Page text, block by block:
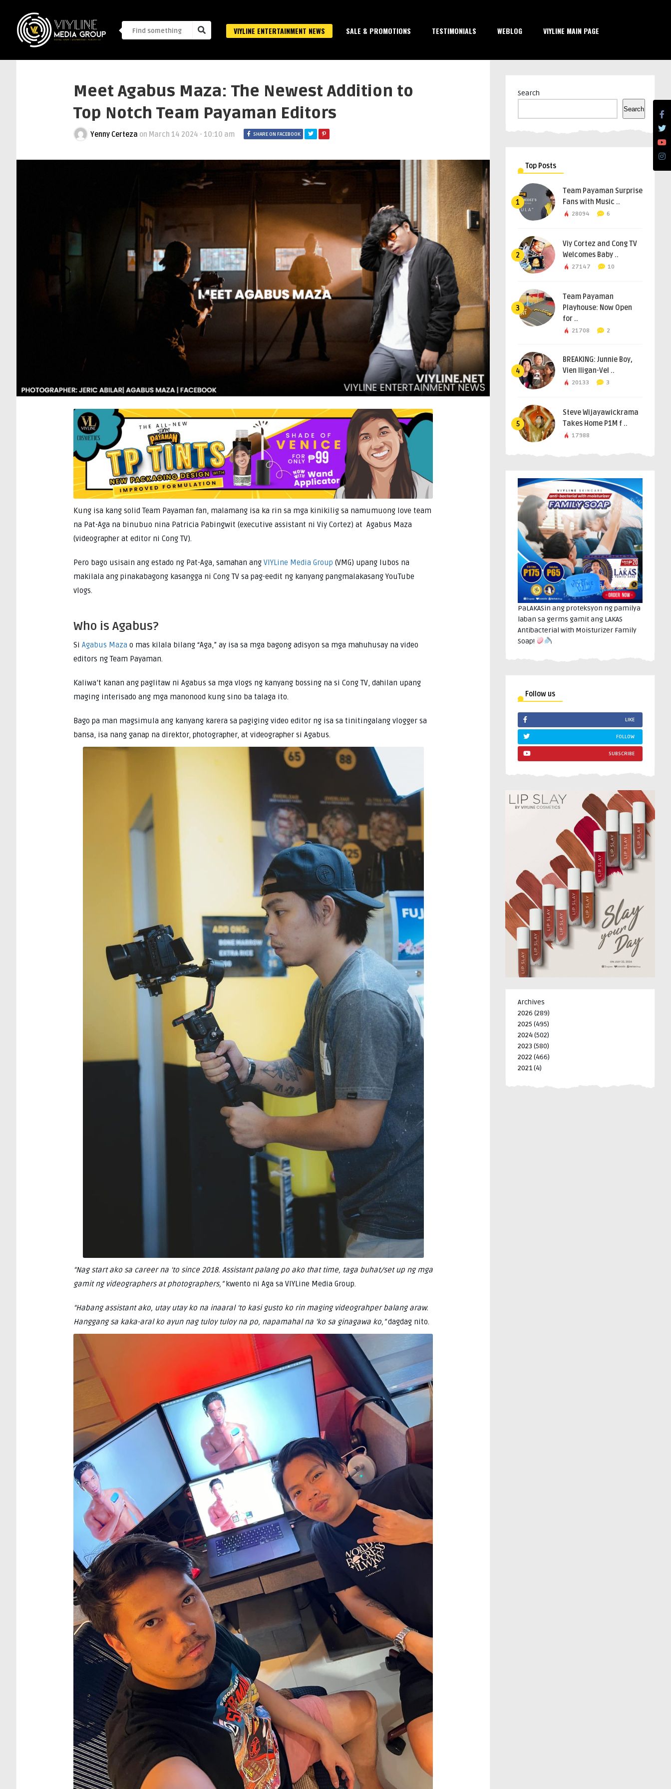
VIYLINE ENTERTAINMENT NEWS SALE & PROMOTIONS TESTIMONIALS WEBLOG VIYLINE MAIN PAGE
Meet Agabus Maza: The Newest Addition to
Top Notch Team Payaman Editors
Yenny Certeza on March 14 2024 - 10:10 am SHARE ON FACEBOOK
Kung isa kang solid Team Payaman fan, malamang isa ka rin sa mga kinikilig sa namumuong love team
na Pat-Aga na binubuo nina Patricia Pabingwit (executive assistant ni Viy Cortez) at Agabus Maza
(videographer at editor ni Cong TV).
Pero bago usisain ang estado ng Pat-Aga, samahan ang VIYLine Media Group (VMG) upang lubos na
makilala ang pinakabagong kasangga ni Cong TV sa pag-eedit ng kanyang pangmalakasang YouTube
vlogs.
Who is Agabus?
Si Agabus Maza o mas kilala bilang “Aga,” ay isa sa mga bagong adisyon sa mga mahuhusay na video
editors ng Team Payaman.
Kaliwa’t kanan ang paglitaw ni Agabus sa mga vlogs ng kanyang bossing na si Cong TV, dahilan upang
maging interisado ang mga manonood kung sino ba talaga ito.
Bago pa man magsimula ang kanyang karera sa pagiging video editor ng isa sa tinitingalang vlogger sa
bansa, isa nang ganap na direktor, photographer, at videographer si Agabus.
“Nag start ako sa career na ‘to since 2018. Assistant palang po ako that time, taga buhat/set up ng mga
gamit ng videographers at photographers,”kwento ni Aga sa VIYLine Media Group.
“Habang assistant ako, utay utay ko na inaaral ‘to kasi gusto ko rin maging videograhper balang araw.
Hanggang sa kaka-aral ko ayun nag tuloy tuloy na po, napamahal na ‘ko sa ginagawa ko,”dagdag nito.
Search
Search
Top Posts
1
Team Payaman Surprise
Fans with Music ..
28094 6
2
Viy Cortez and Cong TV
Welcomes Baby ..
27147 10
3
Team Payaman
Playhouse: Now Open
for ..
21708 2
4
BREAKING: Junnie Boy,
Vien Iligan-Vel ..
20133 3
5
Steve Wijayawickrama
Takes Home P1M f ..
17988
PaLAKASin ang proteksyon ng pamilya
laban sa germs gamit ang LAKAS
Antibacterial with Moisturizer Family
Soap!
Follow us
LIKE
FOLLOW
SUBSCRIBE
Archives
2026 (289)
2025 (495)
2024 (502)
2023 (580)
2022 (466)
2021(4)